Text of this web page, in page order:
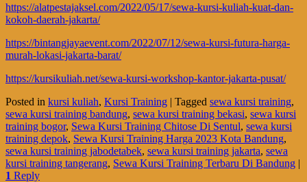
https://alatpestajaksel.com/2022/05/17/sewa-kursi-kuliah-kuat-dan-
kokoh-daerah-jakarta/
https://bintangjayaevent.com/2022/07/12/sewa-kursi-futura-harga-
murah-lokasi-jakarta-barat/
https://kursikuliah.net/sewa-kursi-workshop-kantor-jakarta-pusat/
Posted in kursi kuliah, Kursi Training | Tagged sewa kursi training,
sewa kursi training bandung, sewa kursi training bekasi, sewa kursi
training bogor, Sewa Kursi Training Chitose Di Sentul, sewa kursi
training depok, Sewa Kursi Training Harga 2023 Kota Bandung,
sewa kursi training jabodetabek, sewa kursi training jakarta, sewa
kursi training tangerang, Sewa Kursi Training Terbaru Di Bandung |
1 Reply